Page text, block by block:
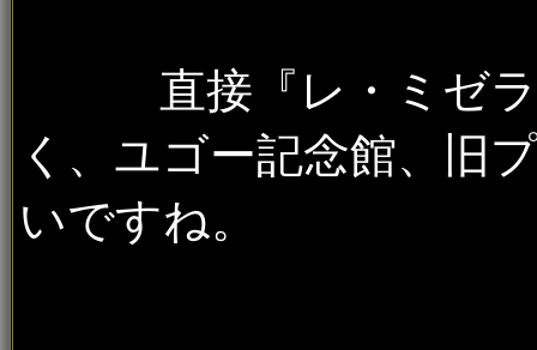
直接『レ・ミゼラ
く、ユゴー記念館、旧
いですね。